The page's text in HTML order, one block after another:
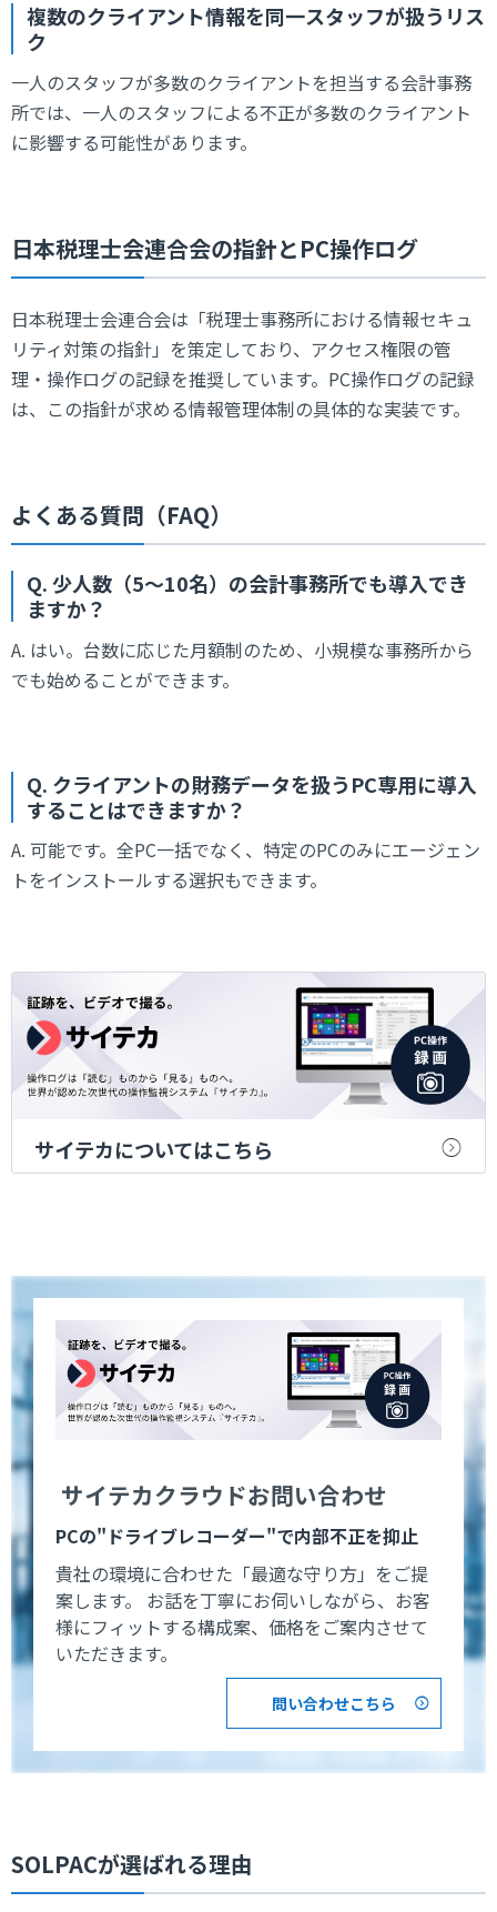
複数のクライアント情報を同一スタッフが扱うリス
ク
一人のスタッフが多数のクライアントを担当する会計事務
所では、一人のスタッフによる不正が多数のクライアント
に影響する可能性があります。
日本税理士会連合会の指針とPC操作ログ
日本税理士会連合会は「税理士事務所における情報セキュ
リティ対策の指針」を策定しており、アクセス権限の管
理・操作ログの記録を推奨しています。PC操作ログの記録
は、この指針が求める情報管理体制の具体的な実装です。
よくある質問（FAQ）
Q. 少人数（5〜10名）の会計事務所でも導入でき
ますか？
A. はい。台数に応じた月額制のため、小規模な事務所から
でも始めることができます。
Q. クライアントの財務データを扱うPC専用に導入
することはできますか？
A. 可能です。全PC一括でなく、特定のPCのみにエージェン
トをインストールする選択もできます。
サイテカについてはこちら
サイテカクラウドお問い合わせ
PCの"ドライブレコーダー"で内部不正を抑止
貴社の環境に合わせた「最適な守り方」をご提
案します。 お話を丁寧にお伺いしながら、お客
様にフィットする構成案、価格をご案内させて
いただきます。
問い合わせこちら
SOLPACが選ばれる理由